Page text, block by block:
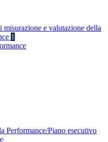
misurazione e valutazione della
1
Performance/Piano esecutivo